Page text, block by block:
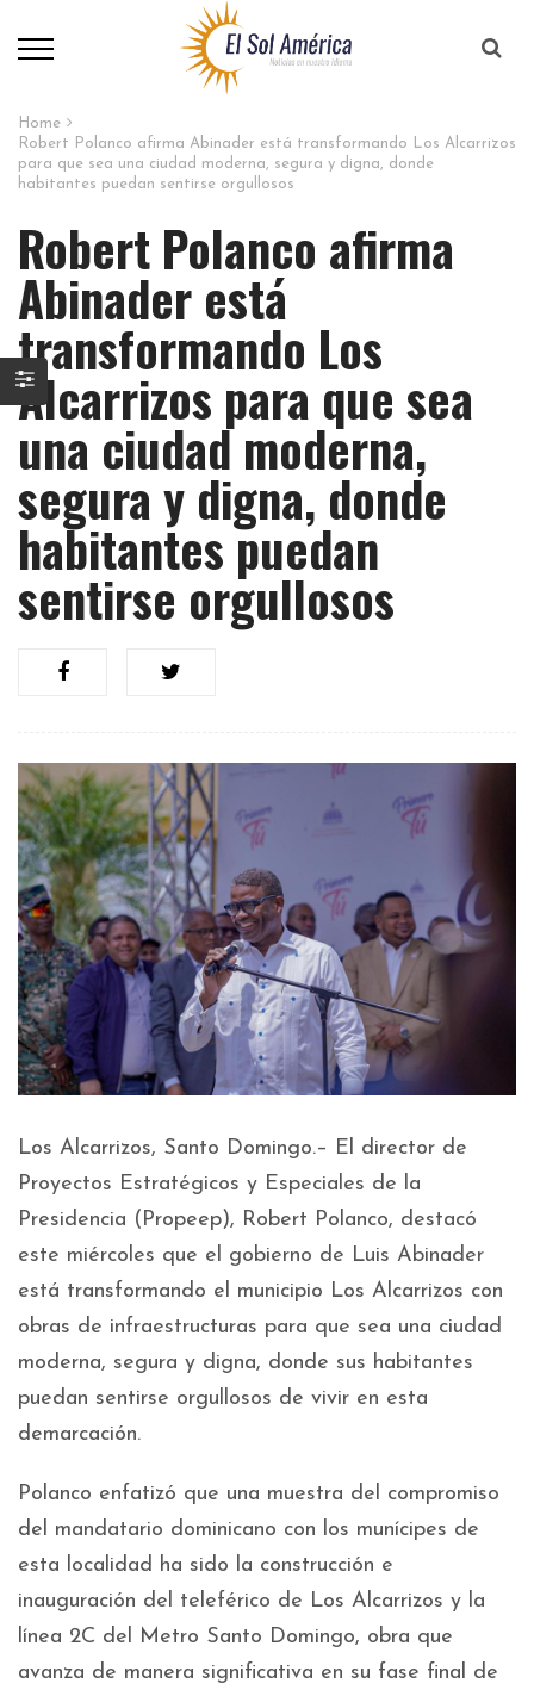
Home
Robert Polanco afirma Abinader está transformando Los Alcarrizos
para que sea una ciudad moderna, segura y digna, donde
habitantes puedan sentirse orgullosos
Robert Polanco afirma
Abinader está
transformando Los
Alcarrizos para que sea
una ciudad moderna,
segura y digna, donde
habitantes puedan
sentirse orgullosos
Los Alcarrizos, Santo Domingo.– El director de
Proyectos Estratégicos y Especiales de la
Presidencia (Propeep), Robert Polanco, destacó
este miércoles que el gobierno de Luis Abinader
está transformando el municipio Los Alcarrizos con
obras de infraestructuras para que sea una ciudad
moderna, segura y digna, donde sus habitantes
puedan sentirse orgullosos de vivir en esta
demarcación.
Polanco enfatizó que una muestra del compromiso
del mandatario dominicano con los munícipes de
esta localidad ha sido la construcción e
inauguración del teleférico de Los Alcarrizos y la
línea 2C del Metro Santo Domingo, obra que
avanza de manera significativa en su fase final de